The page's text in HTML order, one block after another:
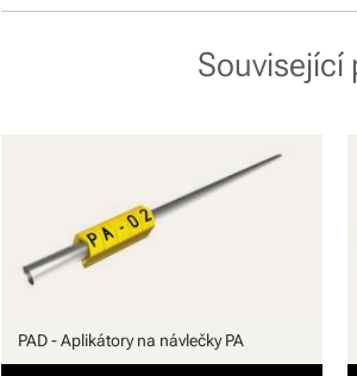
Související
PAD - Aplikátory na návlečky PA